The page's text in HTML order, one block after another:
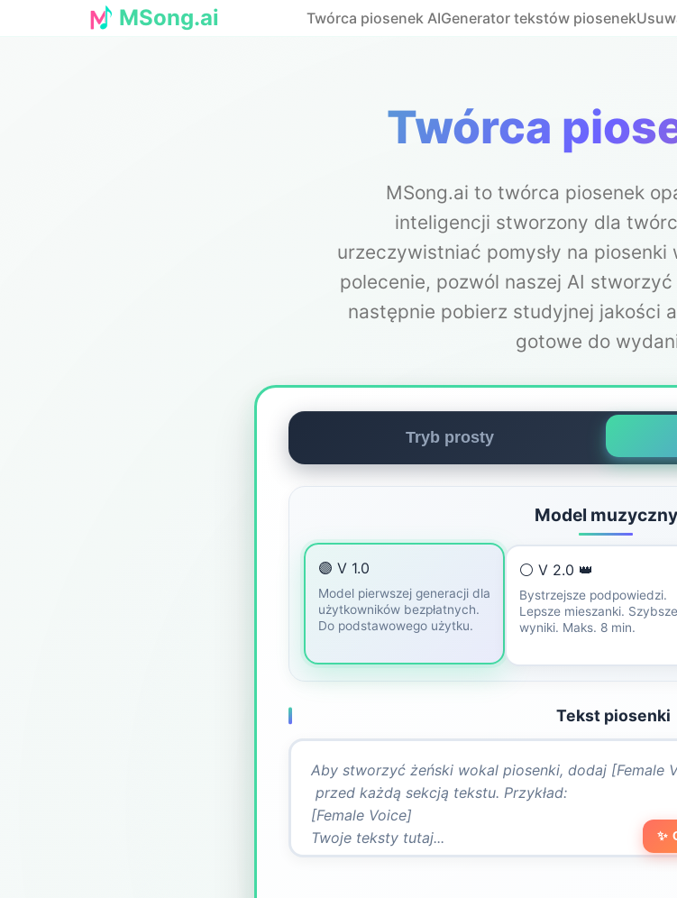
MSong.ai Twórca piosenek AIGenerator tekstów piosenek
Twórca
MSong.ai to twórca piosenek
inteligencji stworzony dla
urzeczywistniać pomysły na piosenki
polecenie, pozwól naszej AI
następnie pobierz studyjnej jakości
gotowe do
Tryb prosty
Model muzyczny
🟣 V 1.0
Model pierwszej generacji dla
użytkowników bezpłatnych.
Do podstawowego użytku.
⚪ V 2.0 👑
Bystrzejsze podpowiedzi.
Lepsze mieszanki. Szybsze
wyniki. Maks. 8 min.
Tekst piosenki
✨